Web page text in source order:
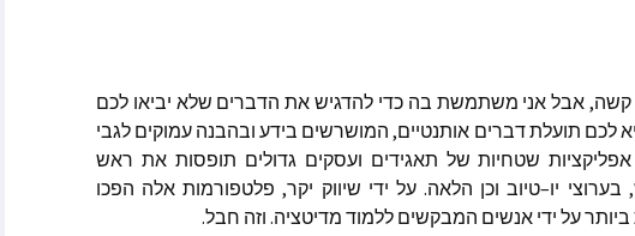
Pathways
מלאני בקלר מאתר ask-
angels
פינת המסרים הקצרים
קשה, אבל אני משתמשת בה כדי להדגיש את הדברים שלא יביאו לכם
לכם תועלתדברים אותנטיים, המושרשים בידע ובהבנה עמוקים לגבי
אפליקציות שטחיות של תאגידים ועסקים גדולים תופסות את ראש
, בערוצי יו–טיוב וכן הלאה.על ידי שיווק יקר, פלטפורמות אלה הפכו
ביותרעל ידי אנשים המבקשים ללמוד מדיטציה. וזה חבל.